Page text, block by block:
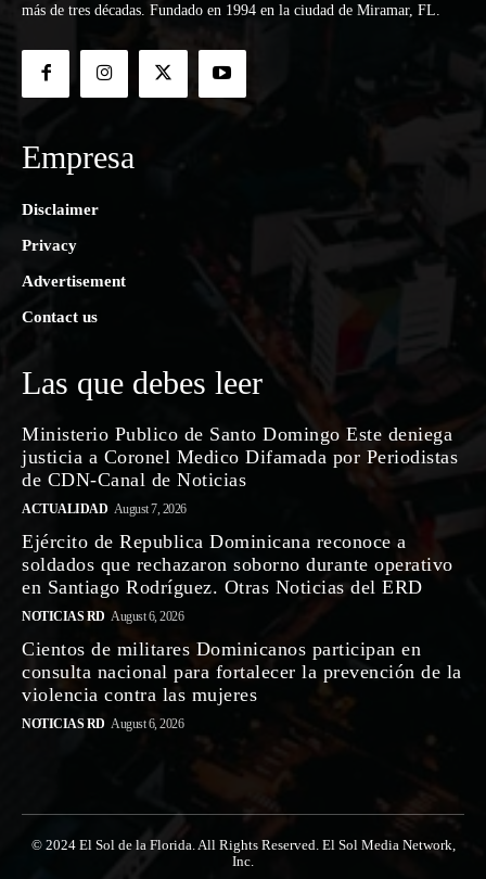
más de tres décadas. Fundado en 1994 en la ciudad de Miramar, FL.
Empresa
Disclaimer
Privacy
Advertisement
Contact us
Las que debes leer
Ministerio Publico de Santo Domingo Este deniega
justicia a Coronel Medico Difamada por Periodistas
de CDN-Canal de Noticias
ACTUALIDAD August 7, 2026
Ejército de Republica Dominicana reconoce a
soldados que rechazaron soborno durante operativo
en Santiago Rodríguez. Otras Noticias del ERD
NOTICIAS RD August 6, 2026
Cientos de militares Dominicanos participan en
consulta nacional para fortalecer la prevención de la
violencia contra las mujeres
NOTICIAS RD August 6, 2026
© 2024 El Sol de la Florida. All Rights Reserved. El Sol Media Network,
Inc.